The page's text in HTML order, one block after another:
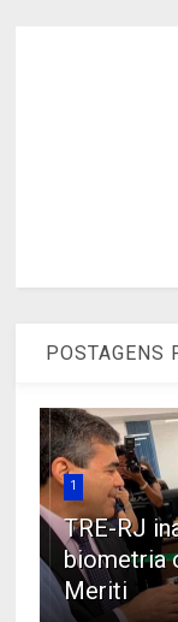
POSTAGENS
1
TRE-RJ
biometria
Meriti